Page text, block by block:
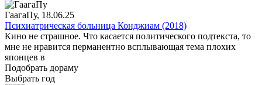
ГаагаПу, 18.06.25
Психиатрическая больница Конджиам (2018)
Кино не страшное. Что касается политического подтекста, то
мне не нравится перманентно всплывающая тема плохих
японцев в
Подобрать дораму
Выбрать год